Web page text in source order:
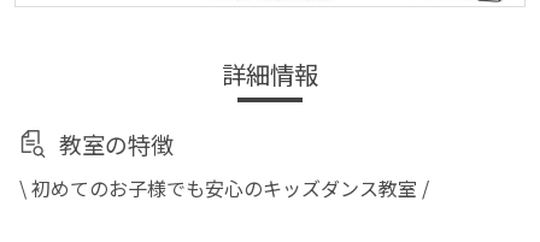
詳細情報
教室の特徴
\ 初めてのお子様でも安心のキッズダンス教室 /